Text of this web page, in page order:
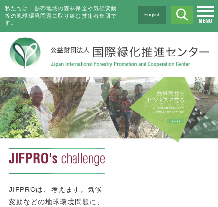
私たちは、熱帯地域の森林保全や気候変動
等の地球環境問題に取り組む技術者集団で
す。
English
JIFPROは、考えます。気候
変動などの地球環境問題に、